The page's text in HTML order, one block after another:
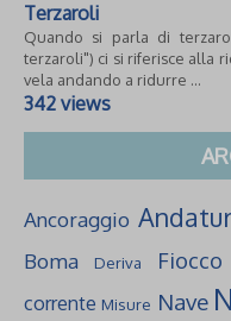
Terzaroli
Quando si parla di
terzaroli") ci si riferisce alla
vela andando a ridurre ...
342 views
Ancoraggio
Boma Deriva Fiocco
corrente Misure Nave